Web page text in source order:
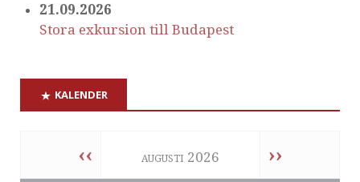
21.09.2026
Stora exkursion till Budapest
KALENDER
‹‹ augusti 2026 ››